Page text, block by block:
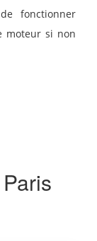
fonctionner
moteur si non